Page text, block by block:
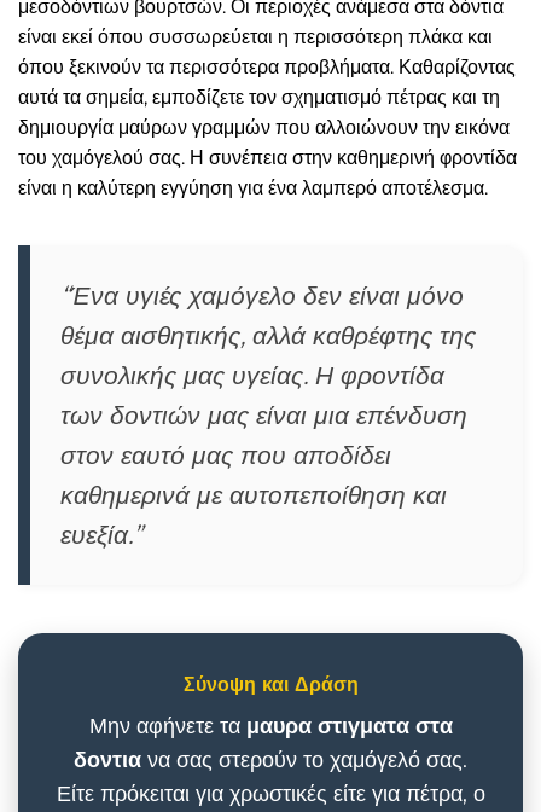
μεσοδόντιων βουρτσών. Οι περιοχές ανάμεσα στα δόντια
είναι εκεί όπου συσσωρεύεται η περισσότερη πλάκα και
όπου ξεκινούν τα περισσότερα προβλήματα. Καθαρίζοντας
αυτά τα σημεία, εμποδίζετε τον σχηματισμό πέτρας και τη
δημιουργία μαύρων γραμμών που αλλοιώνουν την εικόνα
του χαμόγελού σας. Η συνέπεια στην καθημερινή φροντίδα
είναι η καλύτερη εγγύηση για ένα λαμπερό αποτέλεσμα.
“Ένα υγιές χαμόγελο δεν είναι μόνο
θέμα αισθητικής, αλλά καθρέφτης της
συνολικής μας υγείας. Η φροντίδα
των δοντιών μας είναι μια επένδυση
στον εαυτό μας που αποδίδει
καθημερινά με αυτοπεποίθηση και
ευεξία.”
Σύνοψη και Δράση
Μην αφήνετε τα μαυρα στιγματα στα
δοντια να σας στερούν το χαμόγελό σας.
Είτε πρόκειται για χρωστικές είτε για πέτρα, ο